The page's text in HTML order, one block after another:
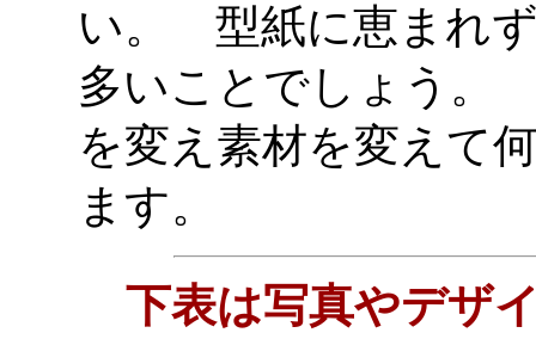
い。 型紙に恵まれ
多いことでしょう。
を変え素材を変えて
ます。
下表は写真やデザ